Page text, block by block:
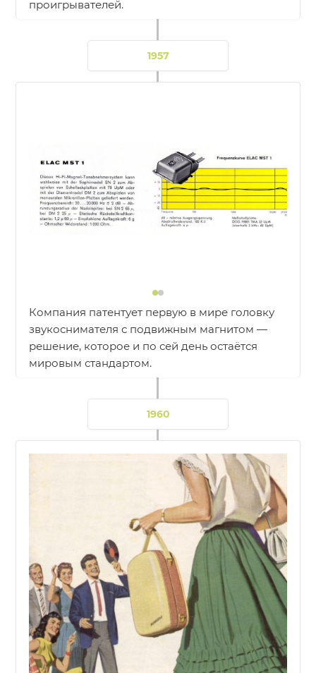
проигрывателей.
1957
Компания патентует первую в мире головку
звукоснимателя с подвижным магнитом —
решение, которое и по сей день остаётся
мировым стандартом.
1960